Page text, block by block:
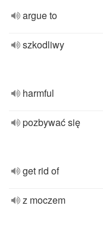
argue to
szkodliwy
harmful
pozbywać się
get rid of
z moczem